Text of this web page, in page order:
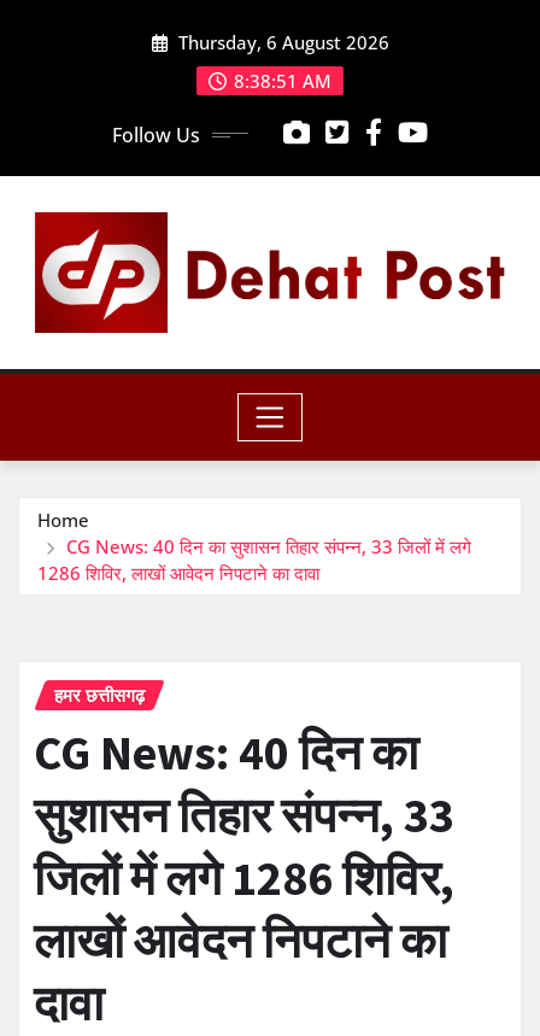
Thursday, 6 August 2026
8:38:52 AM
Follow Us
Home
CG News: 40 दिन का सुशासन तिहार संपन्न, 33 जिलों में लगे
1286 शिविर, लाखों आवेदन निपटाने का दावा
हमर छत्तीसगढ़
CG News: 40 दिन का
सुशासन तिहार संपन्न, 33
जिलों में लगे 1286 शिविर,
लाखों आवेदन निपटाने का
दावा